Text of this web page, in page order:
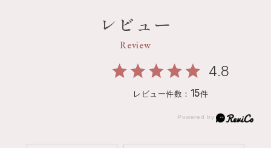
レビュー
Review
4.8
レビュー件数： 15件